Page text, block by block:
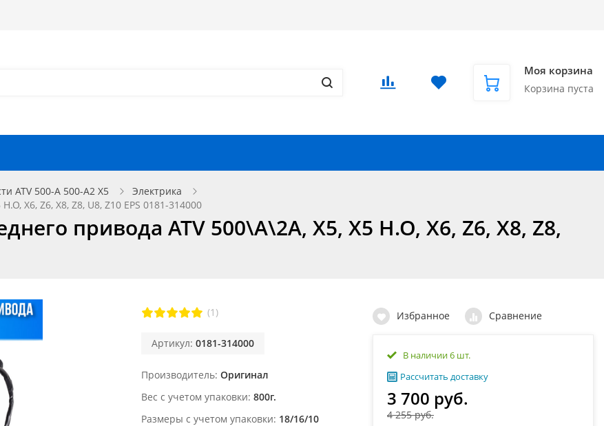
Моя корзина
Корзина пуста
ATV 500-A 500-A2 X5
Электрика
X6, Z6, X8, Z8, U8, Z10 EPS 0181-314000
привода ATV 500\A\2A, X5, X5 H.O, X6, Z6, X8, Z8,
(1)
Артикул: 0181-314000
Производитель Оригинал
Вес с учетом упаковки 800г.
Размеры с учетом упаковки 18/16/10
Избранное Сравнение
В наличии 6 шт.
Рассчитать доставку
3 700 руб.
4 255 руб.